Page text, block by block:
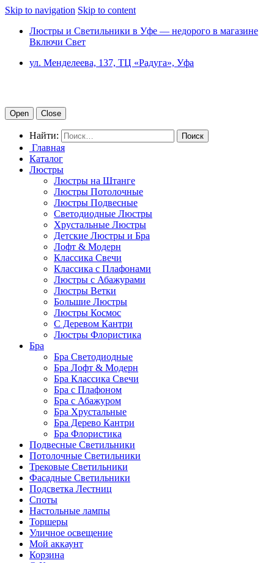
Skip to navigation Skip to content
Люстры и Светильники в Уфе — недорого в магазине
Включи Свет
ул. Менделеева, 137, ТЦ «Радуга», Уфа
Open Close
Найти:
Главная
Каталог
Люстры
Люстры на Штанге
Люстры Потолочные
Люстры Подвесные
Светодиодные Люстры
Хрустальные Люстры
Детские Люстры и Бра
Лофт & Модерн
Классика Свечи
Классика с Плафонами
Люстры с Абажурами
Люстры Ветки
Большие Люстры
Люстры Космос
С Деревом Кантри
Люстры Флористика
Бра
Бра Светодиодные
Бра Лофт & Модерн
Бра Классика Свечи
Бра с Плафоном
Бра с Абажуром
Бра Хрустальные
Бра Дерево Кантри
Бра Флористика
Подвесные Светильники
Потолочные Светильники
Трековые Светильники
Фасадные Светильники
Подсветка Лестниц
Споты
Настольные лампы
Торшеры
Уличное освещение
Мой аккаунт
Корзина